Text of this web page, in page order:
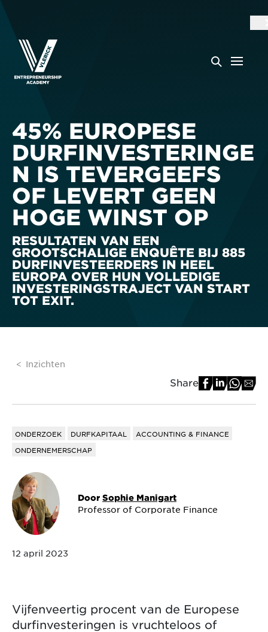
45% EUROPESE
DURFINVESTERINGE
N IS TEVERGEEFS
OF LEVERT GEEN
HOGE WINST OP
RESULTATEN VAN EEN
GROOTSCHALIGE ENQUÊTE BIJ 885
DURFINVESTEERDERS IN HEEL
EUROPA OVER HUN VOLLEDIGE
INVESTERINGSTRAJECT VAN START
TOT EXIT.
Inzichten
Share
ONDERZOEK DURFKAPITAAL
ACCOUNTING & FINANCE
ONDERNEMERSCHAP
Door Sophie Manigart
Professor of Corporate Finance
12 april 2023
Vijfenveertig procent van de Europese
durfinvesteringen is vruchteloos of